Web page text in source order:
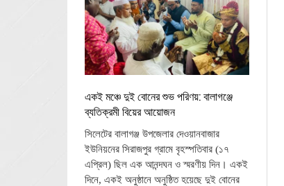
একই মঞ্চে দুই বোনের শুভ পরিণয়: বালাগঞ্জে
ব্যতিক্রমী বিয়ের আয়োজন
সিলেটের বালাগঞ্জ উপজেলার দেওয়ানবাজার
ইউনিয়নের সিরাজপুর গ্রামে বৃহস্পতিবার (১৭
এপ্রিল) ছিল এক আনন্দঘন ও স্মরণীয় দিন। একই
দিনে, একই অনুষ্ঠানে অনুষ্ঠিত হয়েছে দুই বোনের